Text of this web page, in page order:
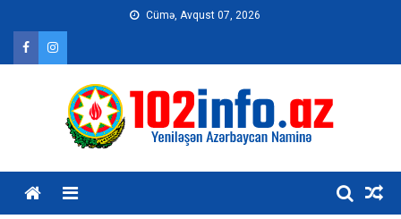
content
Cümə, Avqust 07, 2026